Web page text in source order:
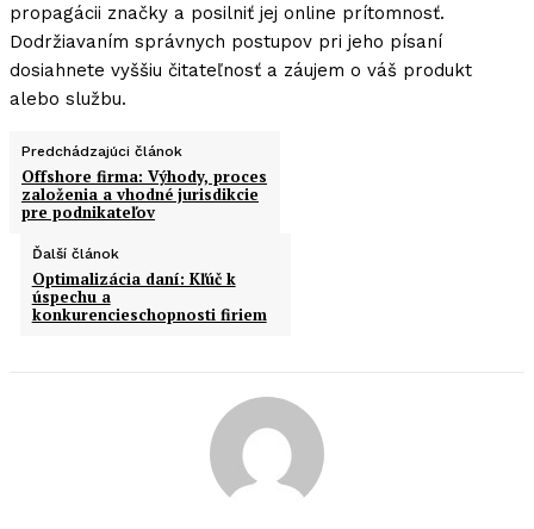
propagácii značky a posilniť jej online prítomnosť.
Dodržiavaním správnych postupov pri jeho písaní
dosiahnete vyššiu čitateľnosť a záujem o váš produkt
alebo službu.
Predchádzajúci článok
Offshore firma: Výhody, proces
založenia a vhodné jurisdikcie
pre podnikateľov
Ďalší článok
Optimalizácia daní: Kľúč k
úspechu a
konkurencieschopnosti firiem